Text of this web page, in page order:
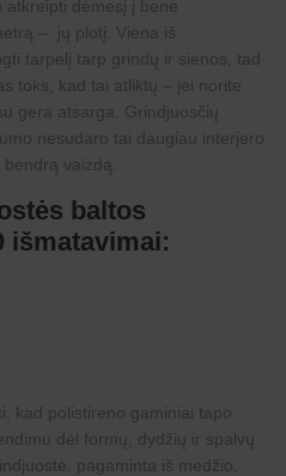
atkreipti dėmesį į bene
– jų plotį. Viena iš
tarpelį tarp grindų ir sienos, tad
toks, kad tai atliktų – jei norite
gera atsarga. Grindjuosčių
nesudaro tai daugiau interjero
vaizdą.
baltos
išmatavimai:
kad polistireno gaminiai tapo
dėl formų, dydžių ir spalvų
pagaminta iš medžio,